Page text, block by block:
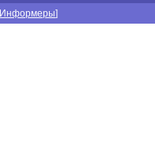
Информеры]